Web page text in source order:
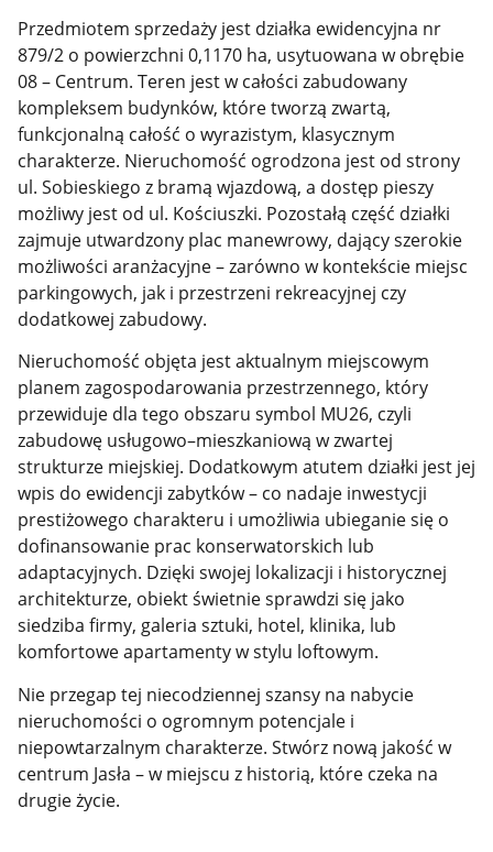
Przedmiotem sprzedaży jest działka ewidencyjna nr
879/2 o powierzchni 0,1170 ha, usytuowana w obrębie
08 – Centrum. Teren jest w całości zabudowany
kompleksem budynków, które tworzą zwartą,
funkcjonalną całość o wyrazistym, klasycznym
charakterze. Nieruchomość ogrodzona jest od strony
ul. Sobieskiego z bramą wjazdową, a dostęp pieszy
możliwy jest od ul. Kościuszki. Pozostałą część działki
zajmuje utwardzony plac manewrowy, dający szerokie
możliwości aranżacyjne – zarówno w kontekście miejsc
parkingowych, jak i przestrzeni rekreacyjnej czy
dodatkowej zabudowy.
Nieruchomość objęta jest aktualnym miejscowym
planem zagospodarowania przestrzennego, który
przewiduje dla tego obszaru symbol MU26, czyli
zabudowę usługowo–mieszkaniową w zwartej
strukturze miejskiej. Dodatkowym atutem działki jest jej
wpis do ewidencji zabytków – co nadaje inwestycji
prestiżowego charakteru i umożliwia ubieganie się o
dofinansowanie prac konserwatorskich lub
adaptacyjnych. Dzięki swojej lokalizacji i historycznej
architekturze, obiekt świetnie sprawdzi się jako
siedziba firmy, galeria sztuki, hotel, klinika, lub
komfortowe apartamenty w stylu loftowym.
Nie przegap tej niecodziennej szansy na nabycie
nieruchomości o ogromnym potencjale i
niepowtarzalnym charakterze. Stwórz nową jakość w
centrum Jasła – w miejscu z historią, które czeka na
drugie życie.